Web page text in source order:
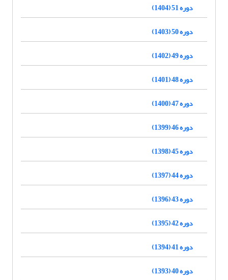
دوره 51 (1404)
دوره 50 (1403)
دوره 49 (1402)
دوره 48 (1401)
دوره 47 (1400)
دوره 46 (1399)
دوره 45 (1398)
دوره 44 (1397)
دوره 43 (1396)
دوره 42 (1395)
دوره 41 (1394)
دوره 40 (1393)